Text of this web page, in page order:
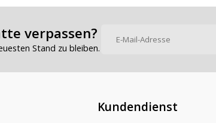
verpassen?
Stand zu bleiben.
Kundendienst